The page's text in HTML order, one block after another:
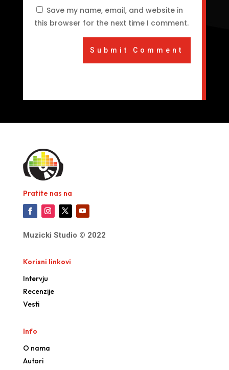
Save my name, email, and website in
this browser for the next time I comment.
Submit Comment
Pratite nas na
Muzicki Studio © 2022
Korisni linkovi
Intervju
Recenzije
Vesti
Info
O nama
Autori